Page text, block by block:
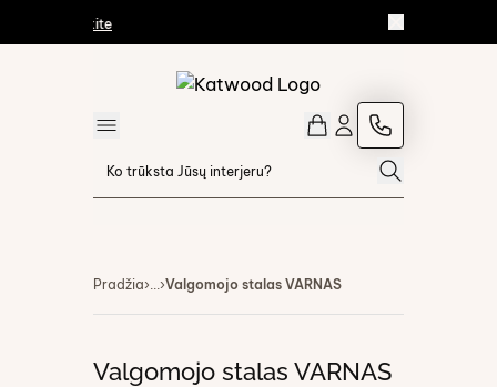
Peržvelkite
Pradžia›...›Valgomojo stalas VARNAS
Valgomojo stalas VARNAS